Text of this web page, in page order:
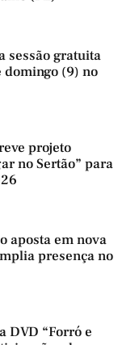
sessão gratuita
domingo (9) no
projeto
no Sertão” para
aposta em nova
presença no
DVD “Forró e